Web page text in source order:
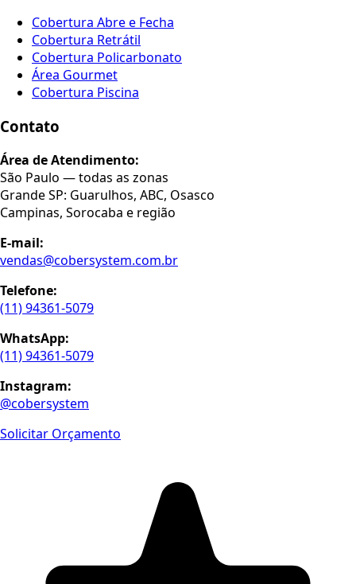
Cobertura Abre e Fecha
Cobertura Retrátil
Cobertura Policarbonato
Área Gourmet
Cobertura Piscina
Contato
Área de Atendimento:
São Paulo — todas as zonas
Grande SP: Guarulhos, ABC, Osasco
Campinas, Sorocaba e região
E-mail:
vendas@cobersystem.com.br
Telefone:
(11) 94361-5079
WhatsApp:
(11) 94361-5079
Instagram:
@cobersystem
Solicitar Orçamento